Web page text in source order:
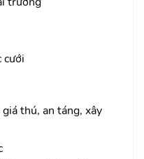
cưới
thú, an táng, xây